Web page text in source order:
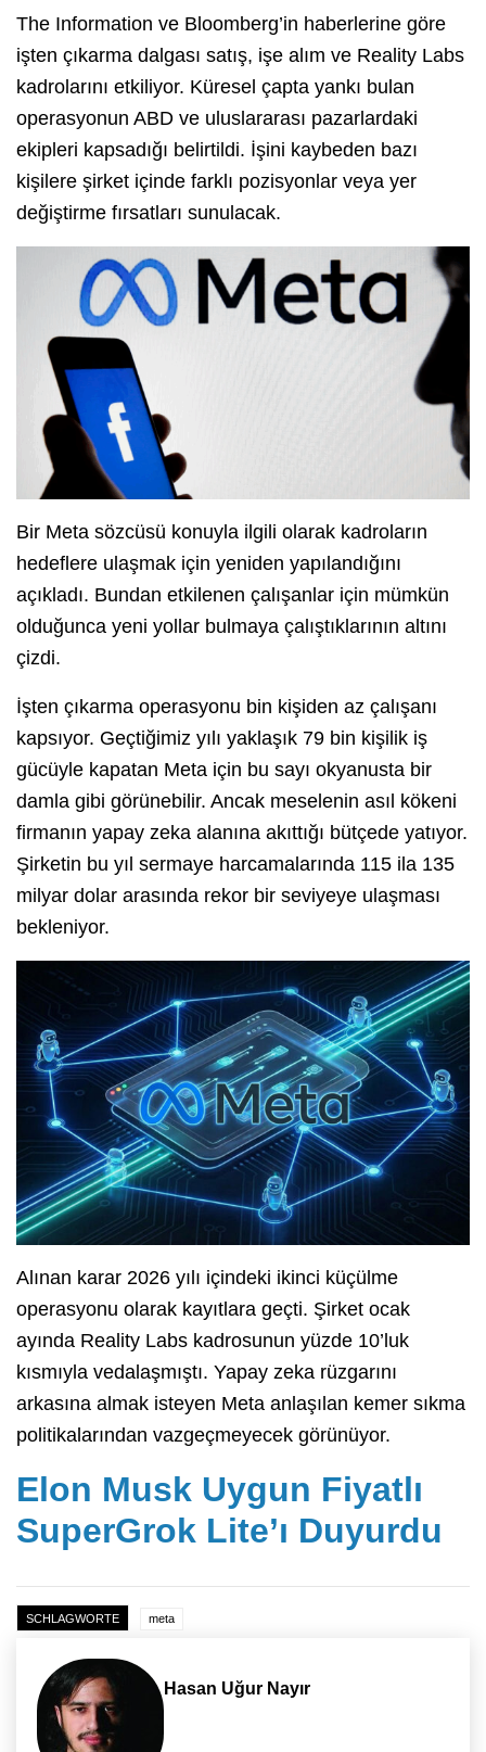
The Information ve Bloomberg’in haberlerine göre
işten çıkarma dalgası satış, işe alım ve Reality Labs
kadrolarını etkiliyor. Küresel çapta yankı bulan
operasyonun ABD ve uluslararası pazarlardaki
ekipleri kapsadığı belirtildi. İşini kaybeden bazı
kişilere şirket içinde farklı pozisyonlar veya yer
değiştirme fırsatları sunulacak.
Bir Meta sözcüsü konuyla ilgili olarak kadroların
hedeflere ulaşmak için yeniden yapılandığını
açıkladı. Bundan etkilenen çalışanlar için mümkün
olduğunca yeni yollar bulmaya çalıştıklarının altını
çizdi.
İşten çıkarma operasyonu bin kişiden az çalışanı
kapsıyor. Geçtiğimiz yılı yaklaşık 79 bin kişilik iş
gücüyle kapatan Meta için bu sayı okyanusta bir
damla gibi görünebilir. Ancak meselenin asıl kökeni
firmanın yapay zeka alanına akıttığı bütçede yatıyor.
Şirketin bu yıl sermaye harcamalarında 115 ila 135
milyar dolar arasında rekor bir seviyeye ulaşması
bekleniyor.
Alınan karar 2026 yılı içindeki ikinci küçülme
operasyonu olarak kayıtlara geçti. Şirket ocak
ayında Reality Labs kadrosunun yüzde 10’luk
kısmıyla vedalaşmıştı. Yapay zeka rüzgarını
arkasına almak isteyen Meta anlaşılan kemer sıkma
politikalarından vazgeçmeyecek görünüyor.
Elon Musk Uygun Fiyatlı
SuperGrok Lite’ı Duyurdu
SCHLAGWORTE meta
Hasan Uğur Nayır